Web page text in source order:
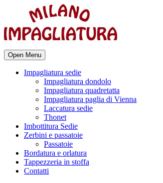
Open Menu
Impagliatura sedie
Impagliatura dondolo
Impagliatura quadretatta
Impagliatura paglia di Vienna
Laccatura sedie
Thonet
Imbottitura Sedie
Zerbini e passatoie
Passatoie
Bordatura e orlatura
Tappezzeria in stoffa
Contatti